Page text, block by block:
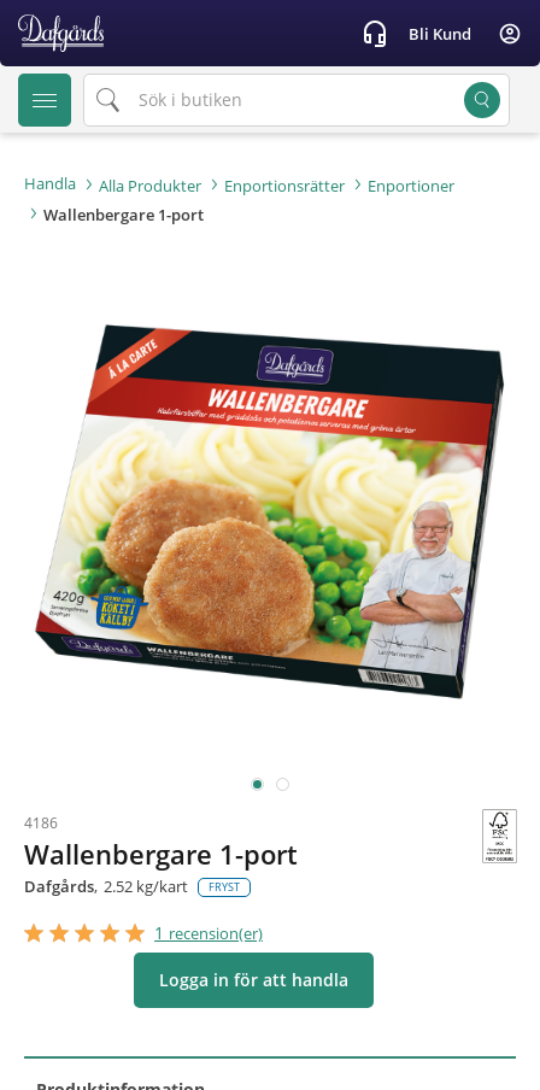
text.skipToContent
text.skipToNavigation
headset_mic Bli Kund account_circle
Handla Alla Produkter Enportionsrätter
Enportioner
Wallenbergare 1-port
4186
Wallenbergare 1-port
Dafgårds 2.52 kg/kart FRYST
star_border star_border star_border star_border star_border
star star star star star 1 recension(er)
Logga in för att handla